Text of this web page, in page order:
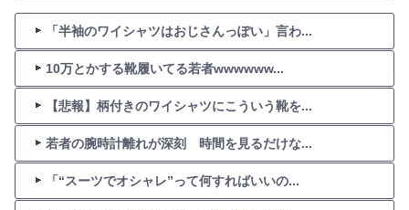
「半袖のワイシャツはおじさんっぽい」言わ...
10万とかする靴履いてる若者wwwwww...
【悲報】柄付きのワイシャツにこういう靴を...
若者の腕時計離れが深刻 時間を見るだけな...
「“スーツでオシャレ”って何すればいいの...